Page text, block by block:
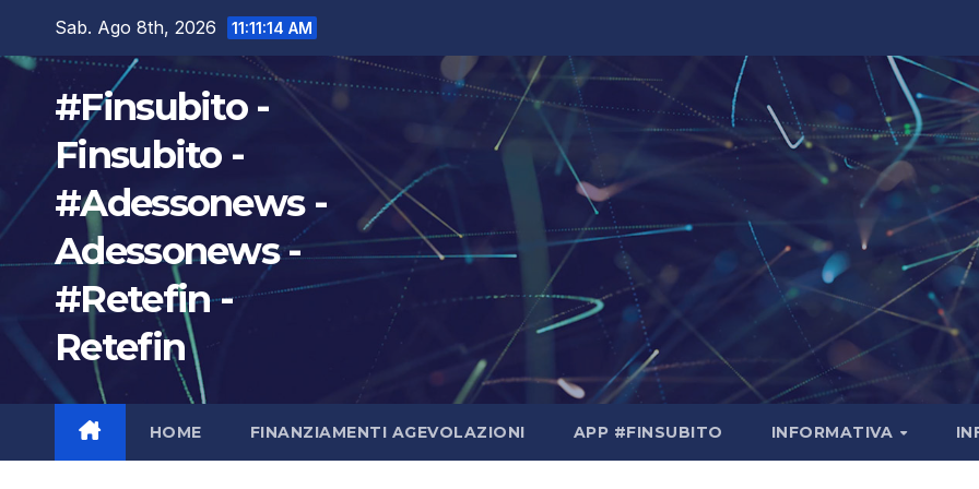
Sab. Ago 8th, 2026 11:11:15 AM
#Finsubito -
Finsubito -
#Adessonews -
Adessonews -
#Retefin -
Retefin
HOME FINANZIAMENTI AGEVOLAZIONI APP #FINSUBITO INFORMATIVA